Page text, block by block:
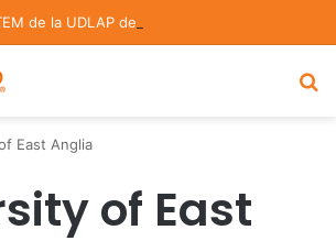
East Anglia
of East